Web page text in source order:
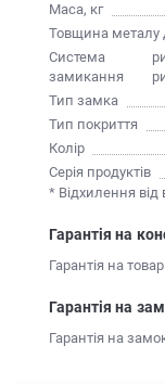
Маса, кг
Товщина металу
Система
замикання
Тип замка
Тип покриття
Колір
Серія продуктів
* Відхилення від
Гарантія на
Гарантія на товар
Гарантія на
Гарантія на